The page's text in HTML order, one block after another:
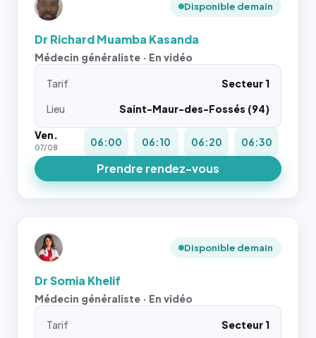
Disponible demain
Dr Richard Muamba Kasanda
Médecin généraliste · En vidéo
Tarif
Secteur 1
Lieu
Saint-Maur-des-Fossés (94)
Ven.
07/08 06:00 06:10 06:20 06:30
Prendre rendez-vous
Disponible demain
Dr Somia Khelif
Médecin généraliste · En vidéo
Tarif
Secteur 1